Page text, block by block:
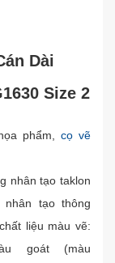
Dài
Size 2
phẩm, cọ vẽ
nhân tạo taklon
tạo thông
liệu màu vẽ:
goát (màu